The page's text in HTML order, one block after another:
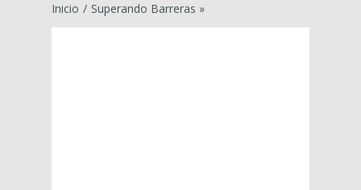
Inicio / Superando Barreras »